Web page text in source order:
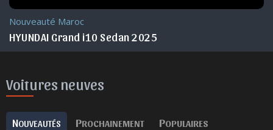
Nouveauté Maroc
HYUNDAI Grand i10 Sedan 2025
Voitures neuves
NOUVEAUTÉS PROCHAINEMENT POPULAIRES